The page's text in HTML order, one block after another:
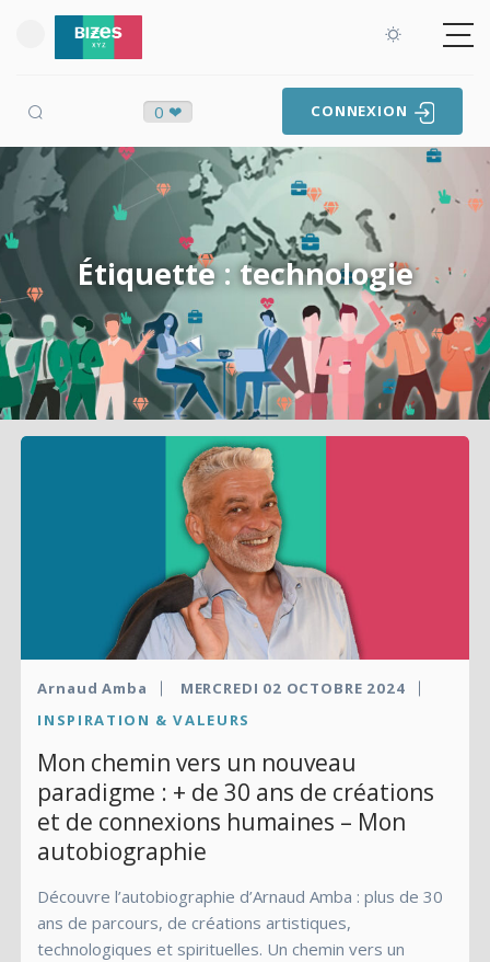
0 ❤ CONNEXION
Étiquette : technologie
Arnaud Amba
MERCREDI 02 OCTOBRE 2024
INSPIRATION & VALEURS
Mon chemin vers un nouveau
paradigme : + de 30 ans de créations
et de connexions humaines – Mon
autobiographie
Découvre l’autobiographie d’Arnaud Amba : plus de 30
ans de parcours, de créations artistiques,
technologiques et spirituelles. Un chemin vers un